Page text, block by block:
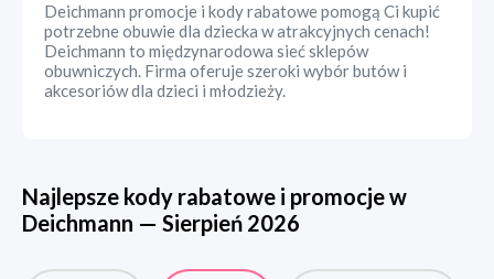
Deichmann promocje i kody rabatowe pomogą Ci kupić
potrzebne obuwie dla dziecka w atrakcyjnych cenach!
Deichmann to międzynarodowa sieć sklepów
obuwniczych. Firma oferuje szeroki wybór butów i
akcesoriów dla dzieci i młodzieży.
Najlepsze kody rabatowe i promocje w
Deichmann — Sierpień 2026